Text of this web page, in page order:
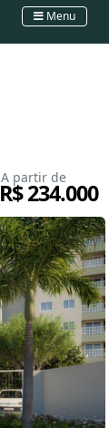
Menu
A partir de
R$ 234.000